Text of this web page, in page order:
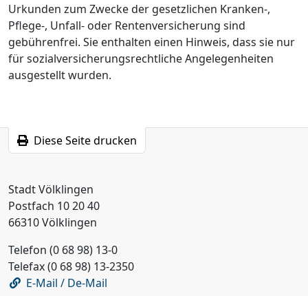
Urkunden zum Zwecke der gesetzlichen Kranken-,
Pflege-, Unfall- oder Rentenversicherung sind
gebührenfrei. Sie enthalten einen Hinweis, dass sie nur
für sozialversicherungsrechtliche Angelegenheiten
ausgestellt wurden.
Diese Seite drucken
Stadt Völklingen
Postfach 10 20 40
66310 Völklingen
Telefon (0 68 98) 13-0
Telefax (0 68 98) 13-2350
E-Mail / De-Mail